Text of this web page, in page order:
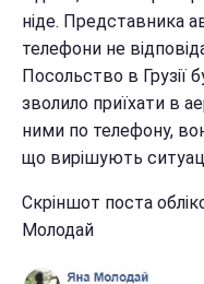
ніде. Представника
телефони не
Посольство в Грузії
зволило приїхати в
ними по телефону,
що вирішують
Скріншот поста
Молодай